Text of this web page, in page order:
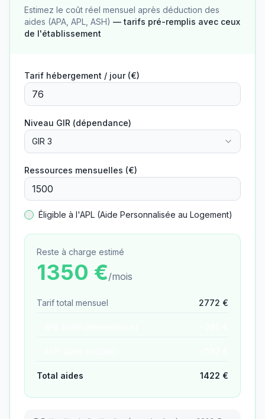
Estimez le coût réel mensuel après déduction des
aides (APA, APL, ASH) — tarifs pré-remplis avec ceux
de l'établissement
Tarif hébergement / jour (€)
Niveau GIR (dépendance)
GIR 3
Ressources mensuelles (€)
Éligible à l'APL (Aide Personnalisée au Logement)
Reste à charge estimé
1350 €/mois
Tarif total mensuel 2772 €
Total aides 1422 €